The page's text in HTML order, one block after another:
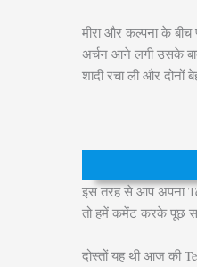
मीरा और कल्पना के
अर्चन आने लगी उसके
शादी रचा ली और दोनों
इस तरह से आप अपना
तो हमें कमेंट करके पूछ
दोस्तों यह थी आज की